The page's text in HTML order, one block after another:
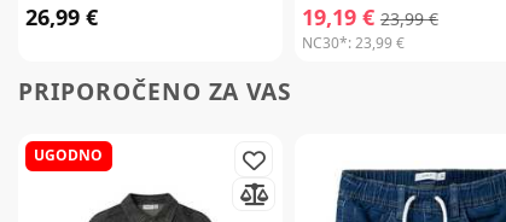
26,99 € 19,19 € 23,99 €
NC30*:23,99 €
PRIPOROČENO ZA VAS
UGODNO